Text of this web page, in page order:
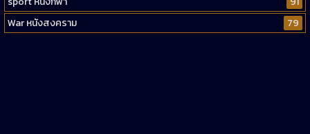
War หนังสงคราม
79